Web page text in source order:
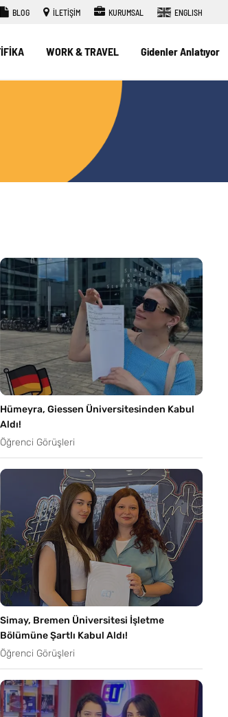
BLOG İLETİŞİM KURUMSAL ENGLISH
WORK & TRAVEL Gidenler Anlatıyor
Hümeyra, Giessen Üniversitesinden Kabul
Aldı!
Öğrenci Görüşleri
Simay, Bremen Üniversitesi İşletme
Bölümüne Şartlı Kabul Aldı!
Öğrenci Görüşleri